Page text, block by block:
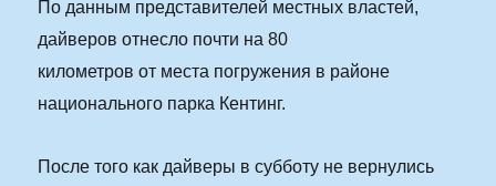
По данным представителей местных властей,
дайверов отнесло почти на 80
километров от места погружения в районе
национального парка Кентинг.
После того как дайверы в субботу не вернулись